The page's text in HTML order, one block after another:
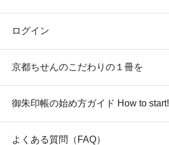
ログイン
京都ちせんのこだわりの１冊を
御朱印帳の始め方ガイド How to start!
よくある質問（FAQ）